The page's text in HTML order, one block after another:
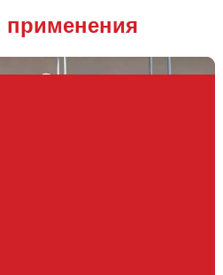
применения